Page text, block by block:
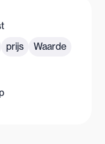
prijs
Waarde